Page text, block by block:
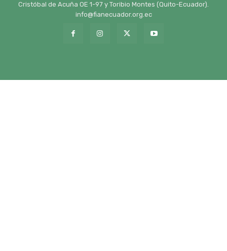
Cristóbal de Acuña OE 1-97 y Toribio Montes (Quito-Ecuador).
info@fianecuador.org.ec